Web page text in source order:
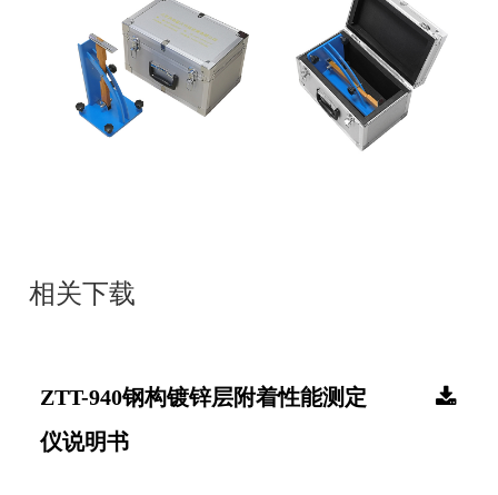
相关下载
ZTT-940钢构镀锌层附着性能测定
仪说明书